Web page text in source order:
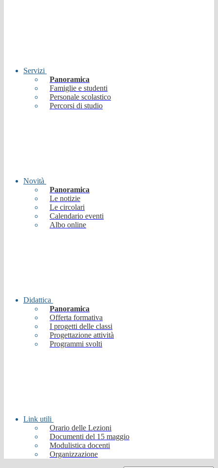
Servizi
Panoramica
Famiglie e studenti
Personale scolastico
Percorsi di studio
Novità
Panoramica
Le notizie
Le circolari
Calendario eventi
Albo online
Didattica
Panoramica
Offerta formativa
I progetti delle classi
Progettazione attività
Programmi svolti
Link utili
Orario delle Lezioni
Documenti del 15 maggio
Modulistica docenti
Organizzazione